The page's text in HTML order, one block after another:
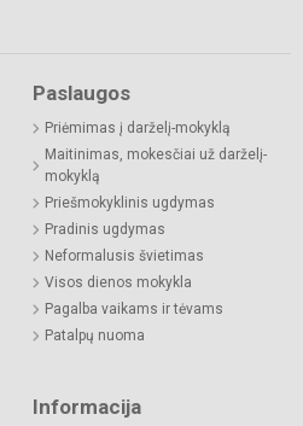
Paslaugos
Priėmimas į darželį-mokyklą
Maitinimas, mokesčiai už darželį-
mokyklą
Priešmokyklinis ugdymas
Pradinis ugdymas
Neformalusis švietimas
Visos dienos mokykla
Pagalba vaikams ir tėvams
Patalpų nuoma
Informacija